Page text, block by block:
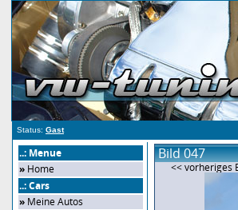
Status: Gast
..: Menue
» Home
..: Cars
» Meine Autos
Bild 047
<< vorheriges